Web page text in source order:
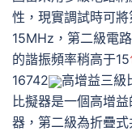
性，現實調試時可
15MHz，第二級電
的諧振頻率稍高于15
16742
高增益三級
比擬器是一個高增
器，第二級為折疊